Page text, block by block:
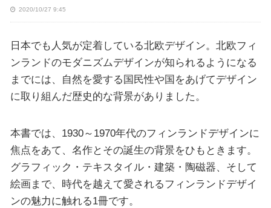
2020/10/27 9:45
日本でも人気が定着している北欧デザイン。北欧フィ
ンランドのモダニズムデザインが知られるようになる
までには、自然を愛する国民性や国をあげてデザイン
に取り組んだ歴史的な背景がありました。
本書では、1930～1970年代のフィンランドデザインに
焦点をあて、名作とその誕生の背景をひもときます。
グラフィック・テキスタイル・建築・陶磁器、そして
絵画まで、時代を越えて愛されるフィンランドデザイ
ンの魅力に触れる1冊です。